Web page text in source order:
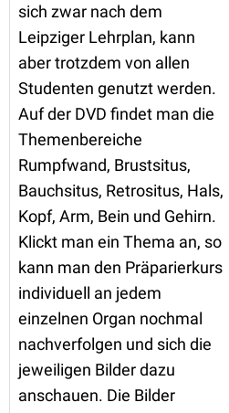
sich zwar nach dem
Leipziger Lehrplan, kann
aber trotzdem von allen
Studenten genutzt werden.
Auf der DVD findet man die
Themenbereiche
Rumpfwand, Brustsitus,
Bauchsitus, Retrositus, Hals,
Kopf, Arm, Bein und Gehirn.
Klickt man ein Thema an, so
kann man den Präparierkurs
individuell an jedem
einzelnen Organ nochmal
nachverfolgen und sich die
jeweiligen Bilder dazu
anschauen. Die Bilder